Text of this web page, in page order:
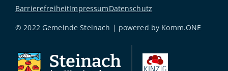
BarrierefreiheitImpressumDatenschutz
© 2022 Gemeinde Steinach | powered by Komm.ONE